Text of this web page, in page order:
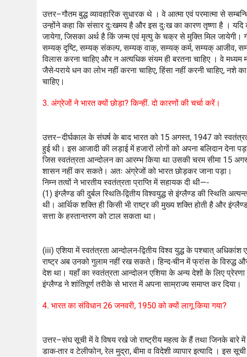
उत्तर–गौतम बुद्ध व्यावहारिक सुधारक थे । वे आत्मा एवं परमात्मा से
उन्होंने कहा कि संसार दुःखमय है और इस दुःख का कारण तृष्णा है । यदि
जायेगा, जिसका अर्थ है किं जन्म एवं मृत्यु के चक्र से मुक्ति मिल जायेगी।
सम्यक् दृष्टि, सम्यक् संकल्प, सम्यक् वाक्, सम्यक् कर्म, सम्यक् आजीव,
विलास करना चाहिए और न अत्यधिक संयम ही बरतना चाहिए । वे
जैसे-पराये धन का लोभ नहीं करना चाहिए, हिंसा नहीं करनी चाहिए, नशे
चाहिए।
3. अंग्रेजों ने भारत क्यों छोड़ा? किन्हीं. दो कारणों की चर्चा करें।
उत्तर–दीर्घकाल के संघर्ष के बाद भारत को 15 अगस्त, 1947 को
हुई थी। इस आजादी की लड़ाई में हजारों लोगों को अपना बलिदान देना
जिस स्वतंत्रता आन्दोलन का आरम्भ किया था उसकी चरम सीमा 15
शासन नहीं कर सकते। अतः अंग्रेजों को भारत छोड़कर जाना पड़ा।
निम्न तत्वों ने भारतीय स्वतंत्रता प्राप्ति में सहायक दी थी—-
(1) इंग्लैण्ड की दुर्बल स्थिति-द्वितीय विश्वयुद्ध से इंग्लैण्ड की स्थिति
थी। आर्थिक शक्ति ही किसी भी राष्ट्र की मुख्य शक्ति होती है और
सत्ता के हस्तान्तरण को टाल सकता था।
(iii) एशिया में स्वतंत्रता आन्दोलन-द्वितीय विश्व युद्ध के पश्चात्
राष्ट्र अब उनको गुलाम नहीं रख सकते। हिन्द-चीन में फ्रांस के विरुद्ध
देश था। यहाँ का स्वतंत्रता आन्दोलन एशिया के अन्य देशों के लिए
इंग्लैण्ड ने शांतिपूर्ण तरीके से भारत में अपना साम्राज्य समाप्त कर दिया।
4. भारत का संविधान 26 जनवरी, 1950 को क्यों लागू किया गया?
उत्तर–संघ सूची में वे विषय रखे जो राष्ट्रीय महत्व के हैं तथा जिनके बारे
डाक-तार व टेलीफोन, रेल मुद्रा, बीमा व विदेशी व्यापार इत्यादि । इस